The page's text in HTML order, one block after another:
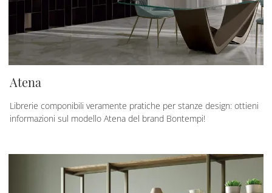
Atena
Librerie componibili veramente pratiche per stanze design: ottieni
informazioni sul modello Atena del brand Bontempi!